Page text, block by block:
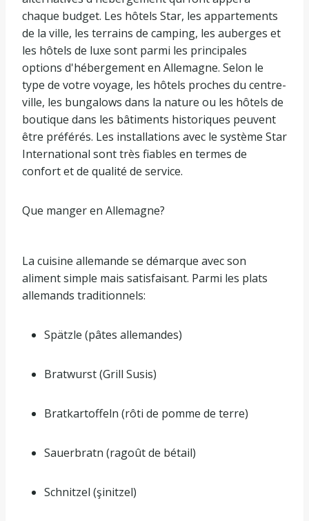
chaque budget. Les hôtels Star, les appartements
de la ville, les terrains de camping, les auberges et
les hôtels de luxe sont parmi les principales
options d'hébergement en Allemagne. Selon le
type de votre voyage, les hôtels proches du centre-
ville, les bungalows dans la nature ou les hôtels de
boutique dans les bâtiments historiques peuvent
être préférés. Les installations avec le système Star
International sont très fiables en termes de
confort et de qualité de service.
Que manger en Allemagne?
La cuisine allemande se démarque avec son
aliment simple mais satisfaisant. Parmi les plats
allemands traditionnels:
Spätzle (pâtes allemandes)
Bratwurst (Grill Susis)
Bratkartoffeln (rôti de pomme de terre)
Sauerbratn (ragoût de bétail)
Schnitzel (şinitzel)